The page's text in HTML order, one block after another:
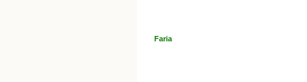
Faria